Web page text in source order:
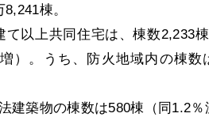
棟。
以上共同住宅は、棟数2,233
増）。うち、防火地域内の棟
建築物の棟数は580棟（同1.2％